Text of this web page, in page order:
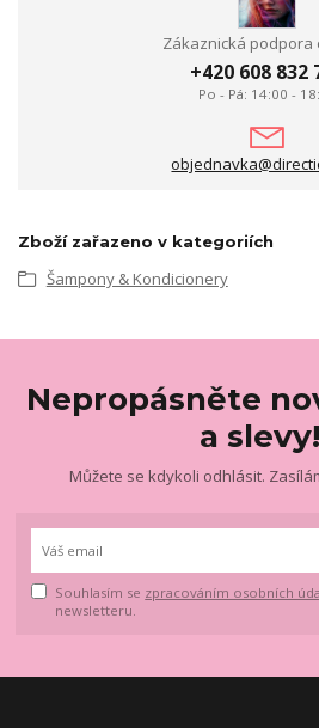
Zákaznická podpora
+420 608 832
Po - Pá: 14:00 -
Zboží zařazeno v kategoriích
Šampony & Kondicionery
Nepropásněte
a slevy!
Můžete se kdykoli odhlásit.
Souhlasím se zpracováním osobních
newsletteru.